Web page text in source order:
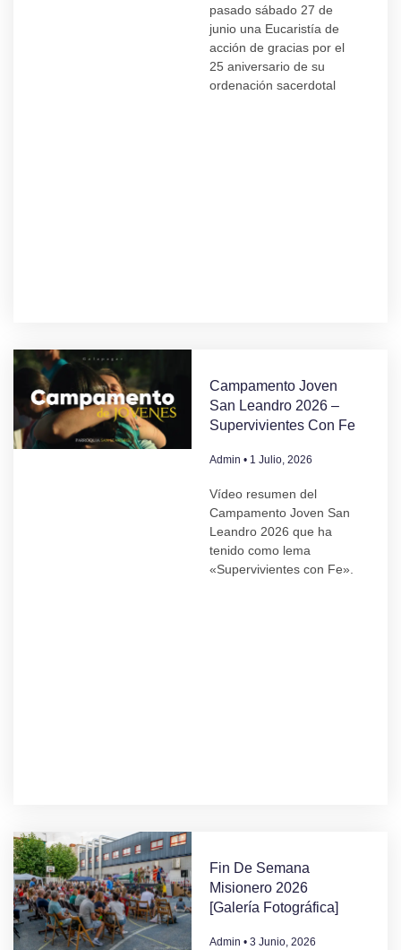
pasado sábado 27 de
junio una Eucaristía de
acción de gracias por el
25 aniversario de su
ordenación sacerdotal
Campamento Joven
San Leandro 2026 –
Supervivientes Con Fe
Admin 1 Julio, 2026
Vídeo resumen del
Campamento Joven San
Leandro 2026 que ha
tenido como lema
«Supervivientes con Fe».
Fin De Semana
Misionero 2026
[Galería Fotográfica]
Admin 3 Junio, 2026